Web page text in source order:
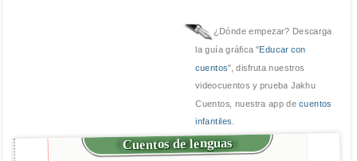
¿Dónde empezar? Descarga
la guía gráfica "Educar con
cuentos", disfruta nuestros
videocuentos y prueba Jakhu
Cuentos, nuestra app decuentos
infantiles.
Cuentos de lenguas